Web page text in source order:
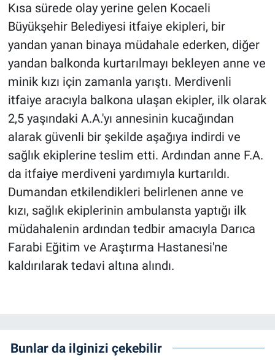
Kısa sürede olay yerine gelen Kocaeli
Büyükşehir Belediyesi itfaiye ekipleri, bir
yandan yanan binaya müdahale ederken, diğer
yandan balkonda kurtarılmayı bekleyen anne ve
minik kızı için zamanla yarıştı. Merdivenli
itfaiye aracıyla balkona ulaşan ekipler, ilk olarak
2,5 yaşındaki A.A.'yı annesinin kucağından
alarak güvenli bir şekilde aşağıya indirdi ve
sağlık ekiplerine teslim etti. Ardından anne F.A.
da itfaiye merdiveni yardımıyla kurtarıldı.
Dumandan etkilendikleri belirlenen anne ve
kızı, sağlık ekiplerinin ambulansta yaptığı ilk
müdahalenin ardından tedbir amacıyla Darıca
Farabi Eğitim ve Araştırma Hastanesi'ne
kaldırılarak tedavi altına alındı.
Bunlar da ilginizi çekebilir